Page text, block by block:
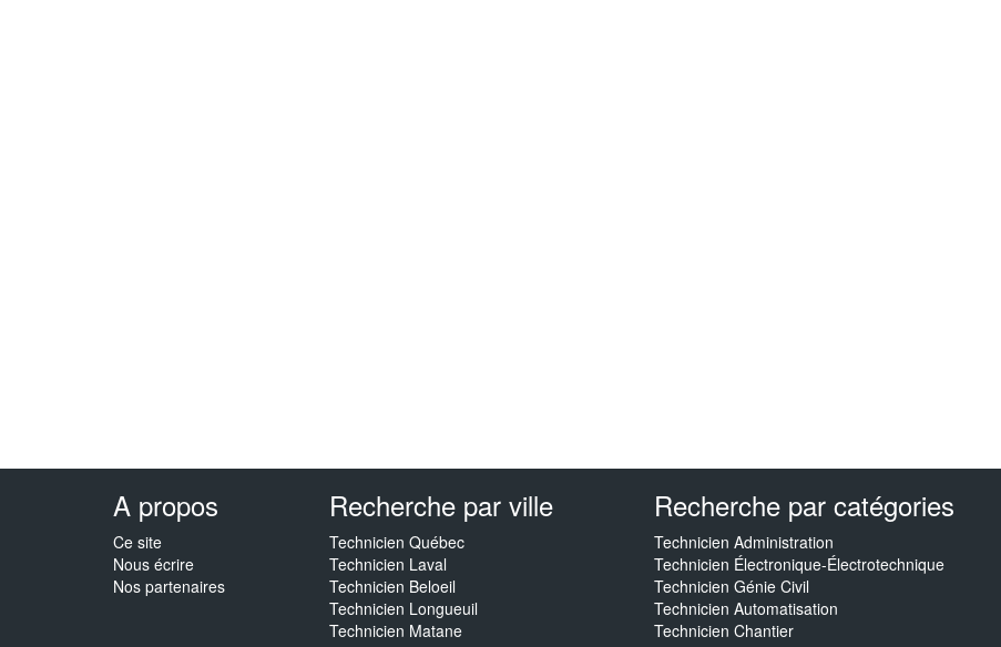
A propos
Ce site
Nous écrire
Nos partenaires
Recherche par ville
Technicien Québec
Technicien Laval
Technicien Beloeil
Technicien Longueuil
Technicien Matane
Recherche par catégories
Technicien Administration
Technicien Électronique-Électrotechnique
Technicien Génie Civil
Technicien Automatisation
Technicien Chantier